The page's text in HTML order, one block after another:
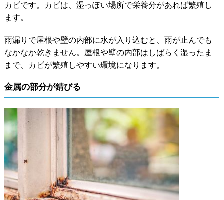
カビです。カビは、湿っぽい場所で栄養分があれば繁殖し
ます。
雨漏りで屋根や壁の内部に水が入り込むと、雨が止んでも
なかなか乾きません。屋根や壁の内部はしばらく湿ったま
まで、カビが繁殖しやすい環境になります。
金属の部分が錆びる